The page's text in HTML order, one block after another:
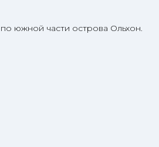
южной части острова Ольхон.